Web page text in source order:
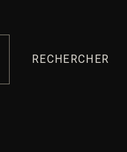
RECHERCHER